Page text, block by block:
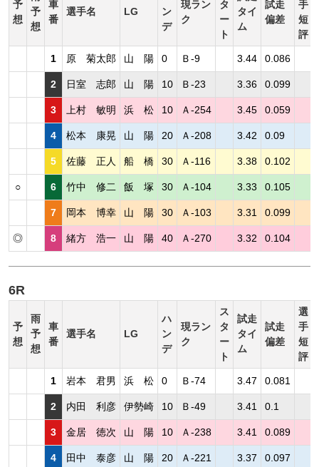
予
想
予
想
車
番
選手名 LG
ン
デ
現ラン
ク
タ
ー
ト
タイ
ム
試走
偏差
手
短
評
1 原 菊太郎 山 陽 0 Ｂ-9 3.44 0.086
2 日室 志郎 山 陽 10 Ｂ-23 3.36 0.099
3 上村 敏明 浜 松 10 Ａ-254 3.45 0.059
4 松本 康晃 山 陽 20 Ａ-208 3.42 0.09
5 佐藤 正人 船 橋 30 Ａ-116 3.38 0.102
○ 6 竹中 修二 飯 塚 30 Ａ-104 3.33 0.105
7 岡本 博幸 山 陽 30 Ａ-103 3.31 0.099
◎ 8 緒方 浩一 山 陽 40 Ａ-270 3.32 0.104
6R
予
想
雨
予
想
車
番
選手名 LG
ハ
ン
デ
現ラン
ク
ス
タ
ー
ト
試走
タイ
ム
試走
偏差
選
手
短
評
1 岩本 君男 浜 松 0 Ｂ-74 3.47 0.081
2 内田 利彦 伊勢崎 10 Ｂ-49 3.41 0.1
3 金居 徳次 山 陽 10 Ａ-238 3.41 0.089
4 田中 泰彦 山 陽 20 Ａ-221 3.37 0.097